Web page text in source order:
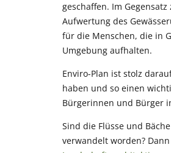
geschaffen. Im
Aufwertung des
für die Menschen, die in
Umgebung aufhalten.
Enviro-Plan ist stolz
haben und so einen
Bürgerinnen und Bürger
Sind die Flüsse und
verwandelt worden? Dann